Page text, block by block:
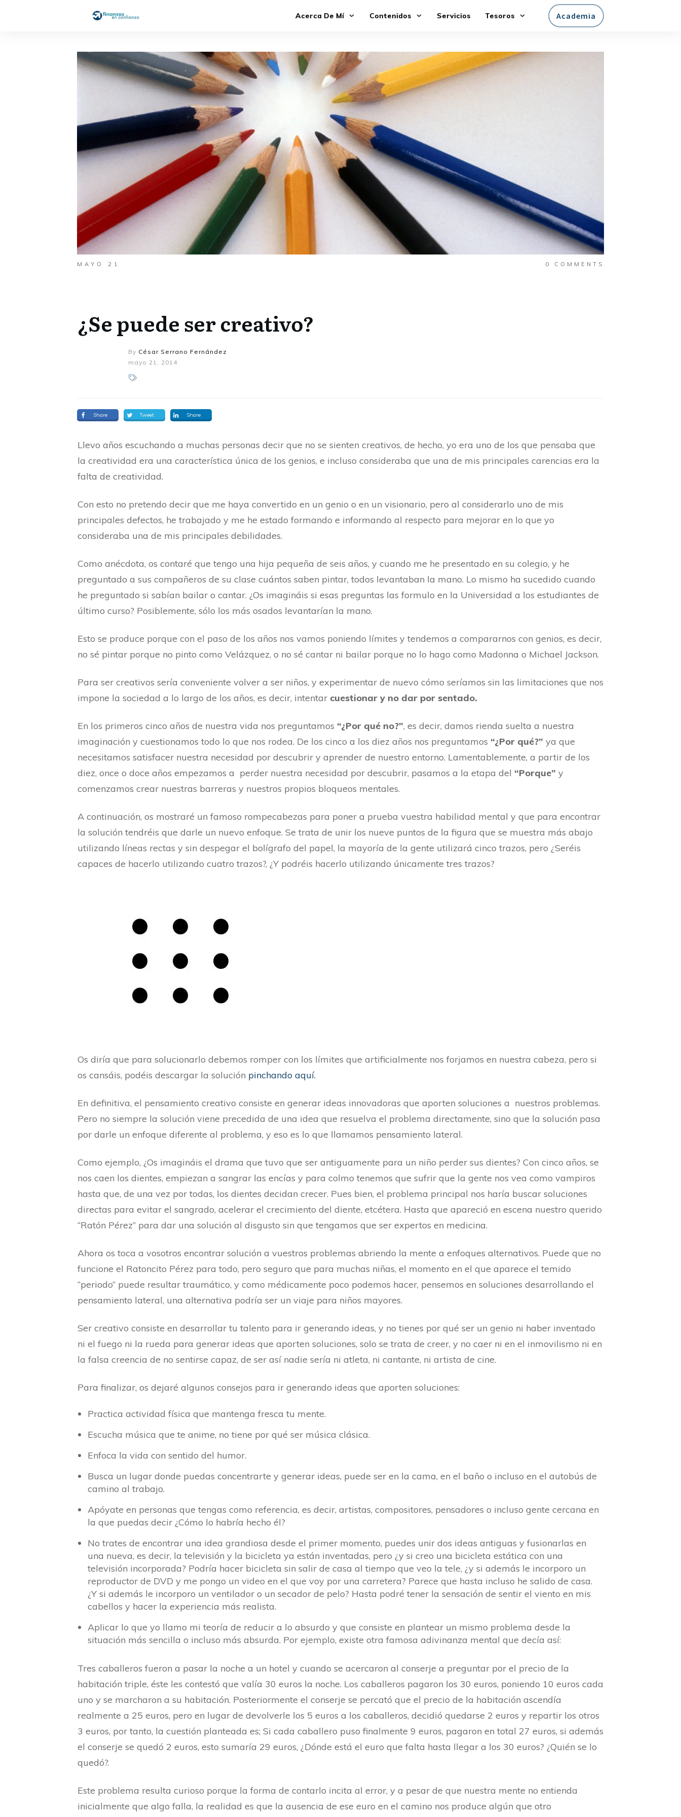
Acerca De Mí Contenidos Servicios Tesoros Academia
MAYO 21 0 COMMENTS
¿Se puede ser creativo?
By César Serrano Fernández
mayo 21, 2014
Share Tweet Share
Llevo años escuchando a muchas personas decir que no se sienten creativos, de hecho, yo era uno de los que pensaba que
la creatividad era una característica única de los genios, e incluso consideraba que una de mis principales carencias era la
falta de creatividad.
Con esto no pretendo decir que me haya convertido en un genio o en un visionario, pero al considerarlo uno de mis
principales defectos, he trabajado y me he estado formando e informando al respecto para mejorar en lo que yo
consideraba una de mis principales debilidades.
Como anécdota, os contaré que tengo una hija pequeña de seis años, y cuando me he presentado en su colegio, y he
preguntado a sus compañeros de su clase cuántos saben pintar, todos levantaban la mano. Lo mismo ha sucedido cuando
he preguntado si sabían bailar o cantar. ¿Os imagináis si esas preguntas las formulo en la Universidad a los estudiantes de
último curso? Posiblemente, sólo los más osados levantarían la mano.
Esto se produce porque con el paso de los años nos vamos poniendo límites y tendemos a compararnos con genios, es decir,
no sé pintar porque no pinto como Velázquez, o no sé cantar ni bailar porque no lo hago como Madonna o Michael Jackson.
Para ser creativos sería conveniente volver a ser niños, y experimentar de nuevo cómo seríamos sin las limitaciones que nos
impone la sociedad a lo largo de los años, es decir, intentar cuestionar y no dar por sentado.
En los primeros cinco años de nuestra vida nos preguntamos “¿Por qué no?”, es decir, damos rienda suelta a nuestra
imaginación y cuestionamos todo lo que nos rodea. De los cinco a los diez años nos preguntamos “¿Por qué?” ya que
necesitamos satisfacer nuestra necesidad por descubrir y aprender de nuestro entorno. Lamentablemente, a partir de los
diez, once o doce años empezamos a perder nuestra necesidad por descubrir, pasamos a la etapa del “Porque” y
comenzamos crear nuestras barreras y nuestros propios bloqueos mentales.
A continuación, os mostraré un famoso rompecabezas para poner a prueba vuestra habilidad mental y que para encontrar
la solución tendréis que darle un nuevo enfoque. Se trata de unir los nueve puntos de la figura que se muestra más abajo
utilizando líneas rectas y sin despegar el bolígrafo del papel, la mayoría de la gente utilizará cinco trazos, pero ¿Seréis
capaces de hacerlo utilizando cuatro trazos?, ¿Y podréis hacerlo utilizando únicamente tres trazos?
Os diría que para solucionarlo debemos romper con los límites que artificialmente nos forjamos en nuestra cabeza, pero si
os cansáis, podéis descargar la solución pinchando aquí.
En definitiva, el pensamiento creativo consiste en generar ideas innovadoras que aporten soluciones a nuestros problemas.
Pero no siempre la solución viene precedida de una idea que resuelva el problema directamente, sino que la solución pasa
por darle un enfoque diferente al problema, y eso es lo que llamamos pensamiento lateral.
Como ejemplo, ¿Os imagináis el drama que tuvo que ser antiguamente para un niño perder sus dientes? Con cinco años, se
nos caen los dientes, empiezan a sangrar las encías y para colmo tenemos que sufrir que la gente nos vea como vampiros
hasta que, de una vez por todas, los dientes decidan crecer. Pues bien, el problema principal nos haría buscar soluciones
directas para evitar el sangrado, acelerar el crecimiento del diente, etcétera. Hasta que apareció en escena nuestro querido
“Ratón Pérez” para dar una solución al disgusto sin que tengamos que ser expertos en medicina.
Ahora os toca a vosotros encontrar solución a vuestros problemas abriendo la mente a enfoques alternativos. Puede que no
funcione el Ratoncito Pérez para todo, pero seguro que para muchas niñas, el momento en el que aparece el temido
“periodo” puede resultar traumático, y como médicamente poco podemos hacer, pensemos en soluciones desarrollando el
pensamiento lateral, una alternativa podría ser un viaje para niños mayores.
Ser creativo consiste en desarrollar tu talento para ir generando ideas, y no tienes por qué ser un genio ni haber inventado
ni el fuego ni la rueda para generar ideas que aporten soluciones, solo se trata de creer, y no caer ni en el inmovilismo ni en
la falsa creencia de no sentirse capaz, de ser así nadie sería ni atleta, ni cantante, ni artista de cine.
Para finalizar, os dejaré algunos consejos para ir generando ideas que aporten soluciones:
Practica actividad física que mantenga fresca tu mente.
Escucha música que te anime, no tiene por qué ser música clásica.
Enfoca la vida con sentido del humor.
Busca un lugar donde puedas concentrarte y generar ideas, puede ser en la cama, en el baño o incluso en el autobús de
camino al trabajo.
Apóyate en personas que tengas como referencia, es decir, artistas, compositores, pensadores o incluso gente cercana en
la que puedas decir ¿Cómo lo habría hecho él?
No trates de encontrar una idea grandiosa desde el primer momento, puedes unir dos ideas antiguas y fusionarlas en
una nueva, es decir, la televisión y la bicicleta ya están inventadas, pero ¿y si creo una bicicleta estática con una
televisión incorporada? Podría hacer bicicleta sin salir de casa al tiempo que veo la tele, ¿y si además le incorporo un
reproductor de DVD y me pongo un video en el que voy por una carretera? Parece que hasta incluso he salido de casa.
¿Y si además le incorporo un ventilador o un secador de pelo? Hasta podré tener la sensación de sentir el viento en mis
cabellos y hacer la experiencia más realista.
Aplicar lo que yo llamo mi teoría de reducir a lo absurdo y que consiste en plantear un mismo problema desde la
situación más sencilla o incluso más absurda. Por ejemplo, existe otra famosa adivinanza mental que decía así:
Tres caballeros fueron a pasar la noche a un hotel y cuando se acercaron al conserje a preguntar por el precio de la
habitación triple, éste les contestó que valía 30 euros la noche. Los caballeros pagaron los 30 euros, poniendo 10 euros cada
uno y se marcharon a su habitación. Posteriormente el conserje se percató que el precio de la habitación ascendía
realmente a 25 euros, pero en lugar de devolverle los 5 euros a los caballeros, decidió quedarse 2 euros y repartir los otros
3 euros, por tanto, la cuestión planteada es; Si cada caballero puso finalmente 9 euros, pagaron en total 27 euros, si además
el conserje se quedó 2 euros, esto sumaría 29 euros, ¿Dónde está el euro que falta hasta llegar a los 30 euros? ¿Quién se lo
quedó?.
Este problema resulta curioso porque la forma de contarlo incita al error, y a pesar de que nuestra mente no entienda
inicialmente que algo falla, la realidad es que la ausencia de ese euro en el camino nos produce algún que otro